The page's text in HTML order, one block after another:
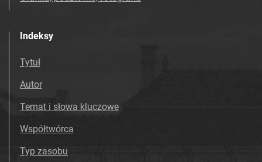
Tarnowskie Azoty : Organ Samorządu
Tarnowskie Azoty : Organ Samorządu
Robotniczego Zakładów Azotowych im.
Tarnowskie Azoty : Organ Samorządu
Robotniczego Zakładów Azotowych im.
Indeksy
Tytuł
Autor
Temat i słowa kluczowe
Współtwórca
Typ zasobu